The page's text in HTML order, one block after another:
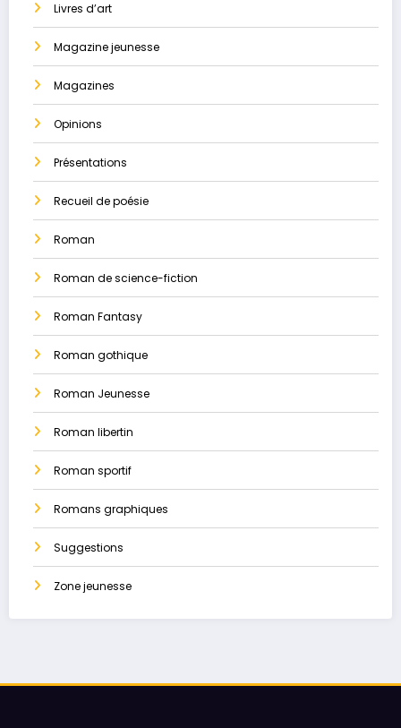
Livres d’art
Magazine jeunesse
Magazines
Opinions
Présentations
Recueil de poésie
Roman
Roman de science-fiction
Roman Fantasy
Roman gothique
Roman Jeunesse
Roman libertin
Roman sportif
Romans graphiques
Suggestions
Zone jeunesse